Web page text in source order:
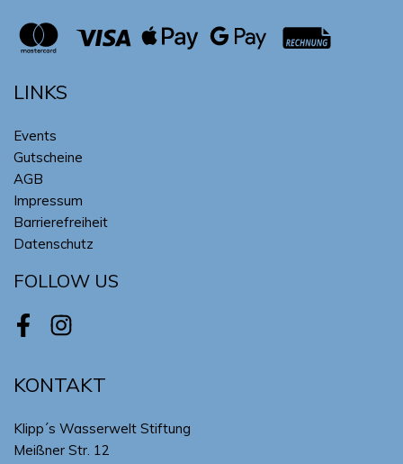
LINKS
Events
Gutscheine
AGB
Impressum
Barrierefreiheit
Datenschutz
FOLLOW US
FacebookInstagram
KONTAKT
Klipp´s Wasserwelt Stiftung
Meißner Str. 12